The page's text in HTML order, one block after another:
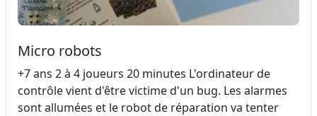
Micro robots
+7 ans 2 à 4 joueurs 20 minutes L'ordinateur de
contrôle vient d'être victime d'un bug. Les alarmes
sont allumées et le robot de réparation va tenter